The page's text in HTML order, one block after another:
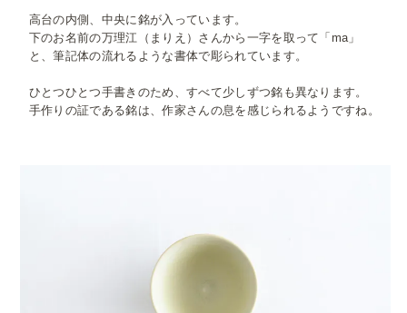
高台の内側、中央に銘が入っています。
下のお名前の万理江（まりえ）さんから一字を取って「ma」
と、筆記体の流れるような書体で彫られています。
ひとつひとつ手書きのため、すべて少しずつ銘も異なります。
手作りの証である銘は、作家さんの息を感じられるようですね。